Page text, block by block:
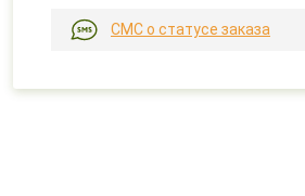
СМС о статусе заказа